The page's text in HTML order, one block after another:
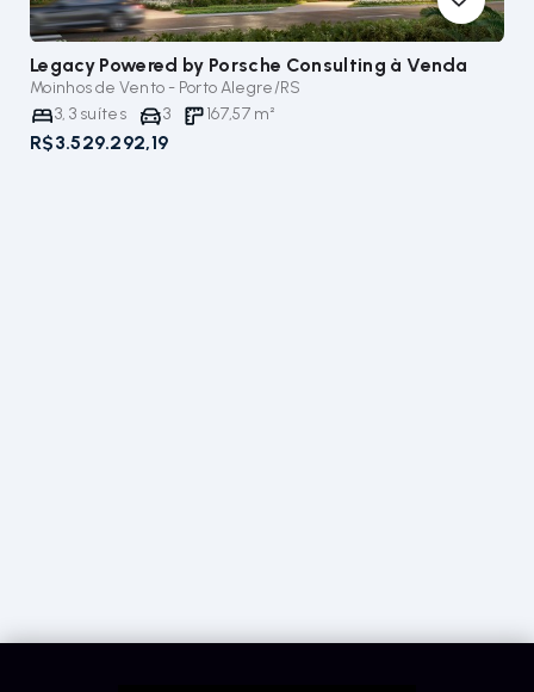
Legacy Powered by Porsche Consulting à Venda
Moinhos de Vento - Porto Alegre/RS
3,3 suítes 3 167,57 m²
R$3.529.292,19